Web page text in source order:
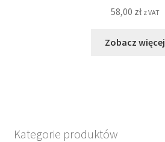
58,00 zł z VAT
Zobacz więcej
Kategorie produktów